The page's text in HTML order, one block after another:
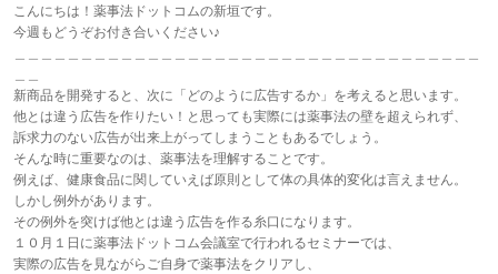
こんにちは！薬事法ドットコムの新垣です。
今週もどうぞお付き合いください♪
新商品を開発すると、次に「どのように広告するか」を考えると思います。
他とは違う広告を作りたい！と思っても実際には薬事法の壁を超えられず、
訴求力のない広告が出来上がってしまうこともあるでしょう。
そんな時に重要なのは、薬事法を理解することです。
例えば、健康食品に関していえば原則として体の具体的変化は言えません。
しかし例外があります。
その例外を突けば他とは違う広告を作る糸口になります。
１０月１日に薬事法ドットコム会議室で行われるセミナーでは、
実際の広告を見ながらご自身で薬事法をクリアし、